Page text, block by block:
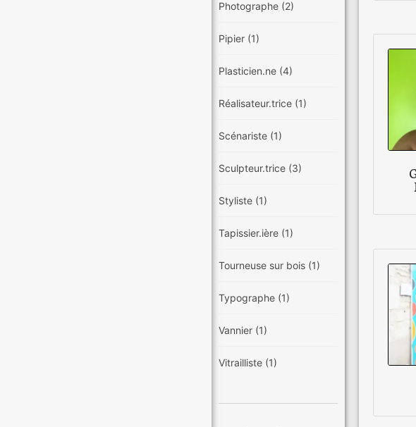
Photographe (2)
Pipier (1)
Plasticien.ne (4)
Réalisateur.trice (1)
Scénariste (1)
Sculpteur.trice (3)
Styliste (1)
Tapissier.ière (1)
Tourneuse sur bois (1)
Typographe (1)
Vannier (1)
Vitrailliste (1)